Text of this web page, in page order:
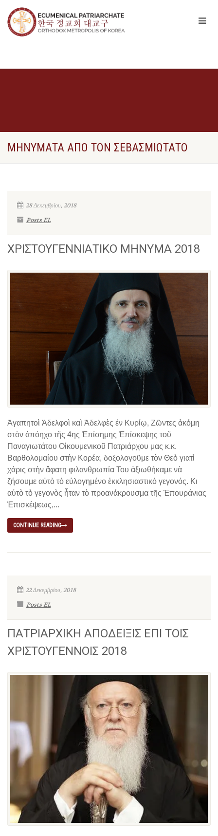
ΜΗΝΥΜΑΤΑ ΑΠΟ ΤΟΝ ΣΕΒΑΣΜΙΩΤΑΤΟ
28 Δεκεμβρίου, 2018
Posts EL
ΧΡΙΣΤΟΥΓΕΝΝΙΑΤΙΚΟ ΜΗΝΥΜΑ 2018
Ἀγαπητοὶ Ἀδελφοὶ καὶ Ἀδελφὲς ἐν Κυρίῳ, Ζῶντες ἀκόμη
στὸν ἀπόηχο τῆς 4ης Ἐπίσημης Ἐπίσκεψης τοῦ
Παναγιωτάτου Οἰκουμενικοῦ Πατριάρχου μας κ.κ.
Βαρθολομαίου στὴν Κορέα, δοξολογοῦμε τὸν Θεὸ γιατὶ
χάρις στὴν ἄφατη φιλανθρωπία Του ἀξιωθήκαμε νὰ
ζήσουμε αὐτὸ τὸ εὐλογημένο ἐκκλησιαστικὸ γεγονός. Κι
αὐτὸ τὸ γεγονὸς ἦταν τὸ προανάκρουσμα τῆς Ἐπουράνιας
Ἐπισκέψεως,...
CONTINUE READING
22 Δεκεμβρίου, 2018
Posts EL
ΠΑΤΡΙΑΡΧΙΚΗ ΑΠΟΔΕΙΞΙΣ ΕΠΙ ΤΟΙΣ
ΧΡΙΣΤΟΥΓΕΝΝΟΙΣ 2018